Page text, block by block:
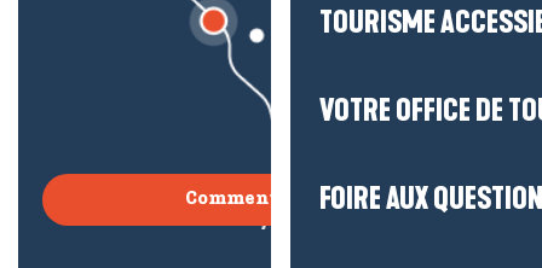
TOURISME
VOTRE OFFICE DE
FOIRE AUX
Comment venir ?